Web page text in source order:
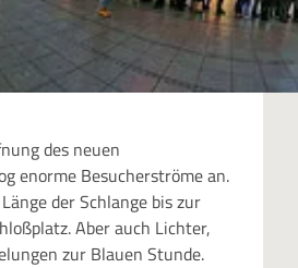
des neuen
enorme Besucherströme an.
der Schlange bis zur
Aber auch Lichter,
zur Blauen Stunde.